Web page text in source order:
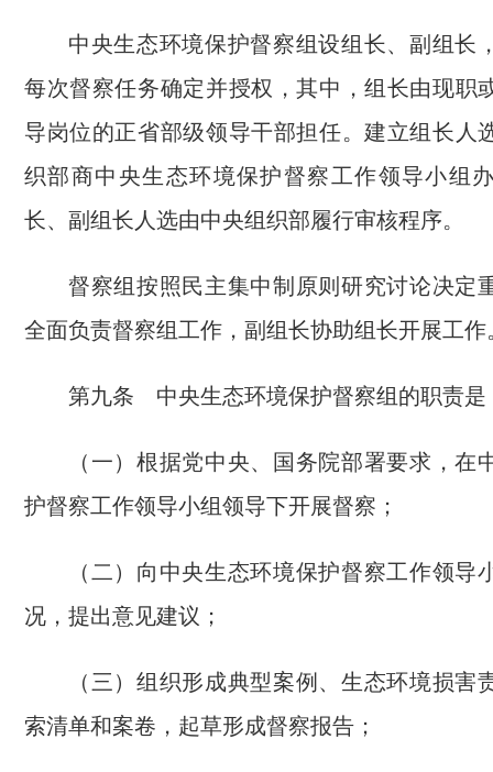
中央生态环境保护督察组设组长、副组长
每次督察任务确定并授权，其中，组长由现职
导岗位的正省部级领导干部担任。建立组长人
织部商中央生态环境保护督察工作领导小组
长、副组长人选由中央组织部履行审核程序。
督察组按照民主集中制原则研究讨论决定
全面负责督察组工作，副组长协助组长开展工作
第九条 中央生态环境保护督察组的职责是
（一）根据党中央、国务院部署要求，在
护督察工作领导小组领导下开展督察；
（二）向中央生态环境保护督察工作领导
况，提出意见建议；
（三）组织形成典型案例、生态环境损害
索清单和案卷，起草形成督察报告；